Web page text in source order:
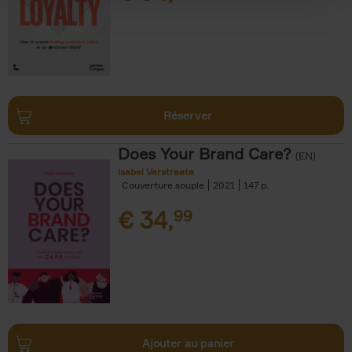
Réserver
Does Your Brand Care? (EN)
Isabel Verstraete
Couverture souple
2021 147
€ 34,99
Ajouter au panier